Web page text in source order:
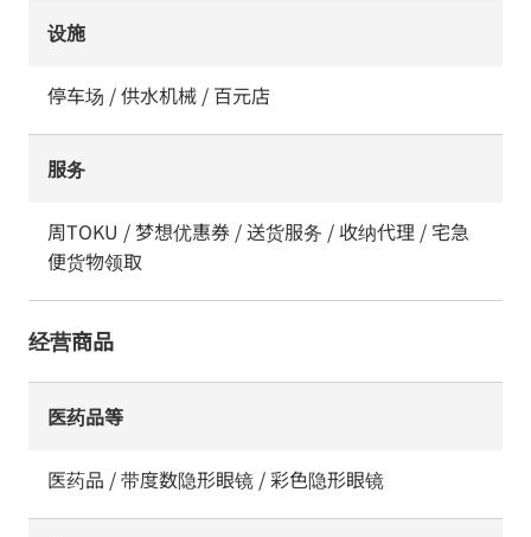
设施
停车场 / 供水机械 / 百元店
服务
周TOKU / 梦想优惠券 / 送货服务 / 收纳代理 / 宅急
便货物领取
经营商品
医药品等
医药品 / 带度数隐形眼镜 / 彩色隐形眼镜